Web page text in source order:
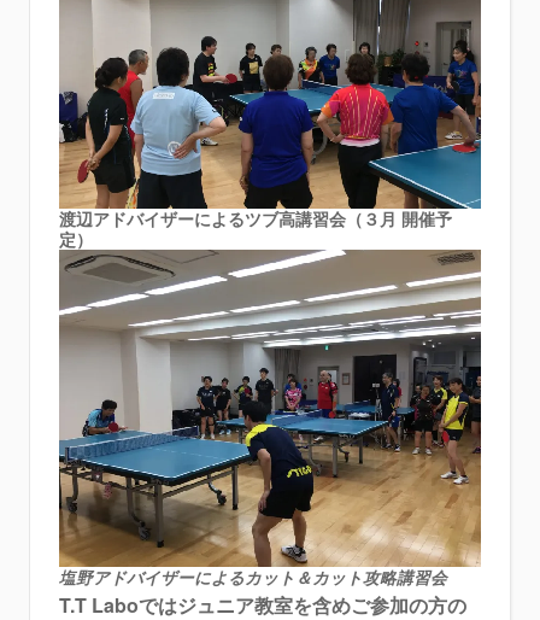
渡辺アドバイザーによるツブ高講習会（３月 開催予
定）
塩野アドバイザーによるカット＆カット攻略講習会
T.T Laboではジュニア教室を含めご参加の方の